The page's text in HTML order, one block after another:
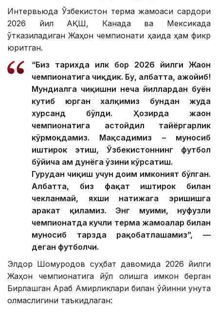
Интервьюда Ўзбекистон терма жамоаси сардори
2026 йил АҚШ, Канада ва Мексикада
ўтказиладиган Жаҳон чемпионати ҳақида ҳам фикр
юритган.
“Биз тарихда илк бор 2026 йилги Жаҳон
чемпионатига чиқдик. Бу, албатта, ажойиб!
Мундиалга чиқишни неча йиллардан буён
кутиб юрган халқимиз бундан жуда
хурсанд бўлди. Ҳозирда жаҳон
чемпионатига астойдил тайёргарлик
кўрмоқдамиз. Мақсадимиз – муносиб
иштирок этиш, Ўзбекистоннинг футбол
бўйича ҳам дунёга ўзини кўрсатиш.
Гуруҳдан чиқиш учун доим имконият бўлган.
Албатта, биз фақат иштирок билан
чекланмай, яхши натижага эришишга
ҳаракат қиламиз. Энг муҳими, нуфузли
чемпионатда кучли терма жамоалар билан
муносиб тарзда рақобатлашамиз”, —
деган футболчи.
Элдор Шомуродов суҳбат давомида 2026 йилги
Жаҳон чемпионатига йўл олишга имкон берган
Бирлашган Араб Амирликлари билан ўйинни унута
олмаслигини таъкидлаган: